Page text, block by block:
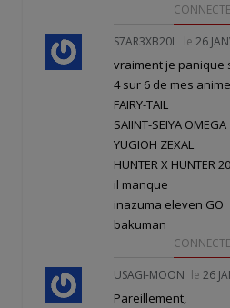
S7AR3XB20L le 26
vraiment je panique
4 sur 6 de mes
FAIRY-TAIL
SAIINT-SEIYA OMEGA
YUGIOH ZEXAL
HUNTER X HUNTER
il manque
inazuma eleven GO
bakuman
USAGI-MOON le 26
Pareillement,